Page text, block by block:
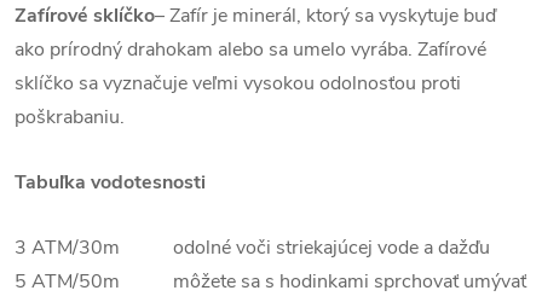
Zafírové sklíčko–Zafír je minerál, ktorý sa vyskytuje buď
ako prírodný drahokam alebo sa umelo vyrába. Zafírové
sklíčko sa vyznačuje veľmi vysokou odolnosťou proti
poškrabaniu.
Tabuľka vodotesnosti
3 ATM/30m odolné voči striekajúcej vode a dažďu
5 ATM/50m môžete sa s hodinkami sprchovať umývať